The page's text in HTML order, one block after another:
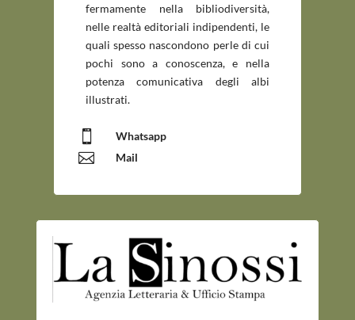
fermamente nella bibliodiversità,
nelle realtà editoriali indipendenti, le
quali spesso nascondono perle di cui
pochi sono a conoscenza, e nella
potenza comunicativa degli albi
illustrati.
 Whatsapp
 Mail